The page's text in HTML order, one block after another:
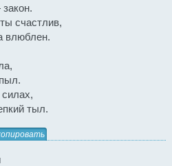
счастлив,
влюблен.
тыл.